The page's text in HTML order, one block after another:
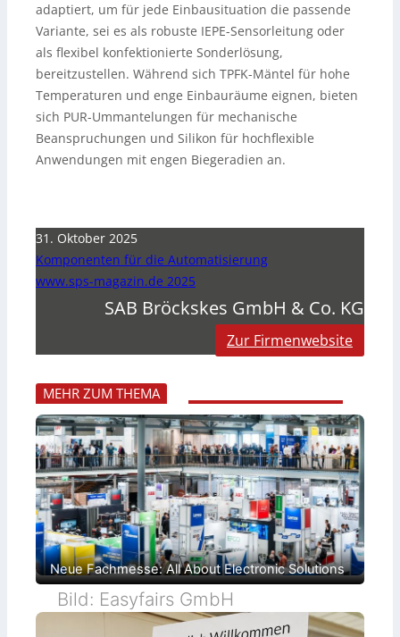
adaptiert, um für jede Einbausituation die passende
Variante, sei es als robuste IEPE-Sensorleitung oder
als flexibel konfektionierte Sonderlösung,
bereitzustellen. Während sich TPFK-Mäntel für hohe
Temperaturen und enge Einbauräume eignen, bieten
sich PUR-Ummantelungen für mechanische
Beanspruchungen und Silikon für hochflexible
Anwendungen mit engen Biegeradien an.
31. Oktober 2025
Komponenten für die Automatisierung
www.sps-magazin.de 2025
SAB Bröckskes GmbH & Co. KG
Zur Firmenwebsite
MEHR ZUM THEMA
Neue Fachmesse: All About Electronic Solutions
Bild: Easyfairs GmbH